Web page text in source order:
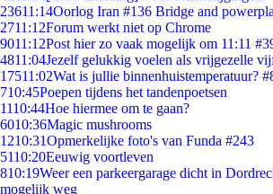
23611:14Oorlog Iran #136 Bridge and
2711:12Forum werkt niet op Chrome
9011:12Post hier zo vaak mogelijk om 11:11
4811:04Jezelf gelukkig voelen als vrijgezelle
17511:02Wat is jullie binnenhuistemperatuur?
710:45Poepen tijdens het tandenpoetsen
1110:44Hoe hiermee om te gaan?
6010:36Magic mushrooms
1210:31Opmerkelijke foto's van Funda #243
5110:20Eeuwig voortleven
810:19Weer een parkeergarage dicht in
mogelijk weg